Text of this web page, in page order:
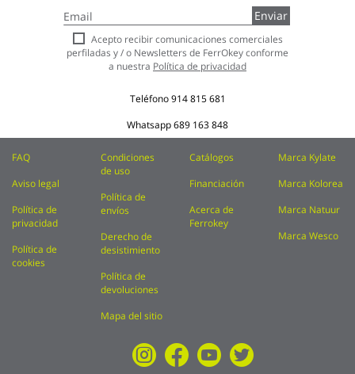
a
nuestro
boletín
de
Enviar
Acepto recibir comunicaciones comerciales
perfiladas y / o Newsletters de FerrOkey conforme
a nuestra Política de privacidad
Teléfono914 815 681
Whatsapp689 163 848
FAQ
Aviso legal
Política de
privacidad
Política de
cookies
Condiciones
de uso
Política de
envíos
Derecho de
desistimiento
Política de
devoluciones
Mapa del sitio
Catálogos
Financiación
Acerca de
Ferrokey
Marca Kylate
Marca Kolorea
Marca Natuur
Marca Wesco